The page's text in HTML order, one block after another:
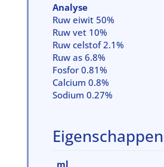
Analyse
Ruw eiwit 50%
Ruw vet 10%
Ruw celstof 2.1%
Ruw as 6.8%
Fosfor 0.81%
Calcium 0.8%
Sodium 0.27%
Eigenschappen
ml